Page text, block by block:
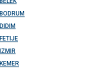
BODRUM
DIDIM
FETIJE
IZMIR
KEMER